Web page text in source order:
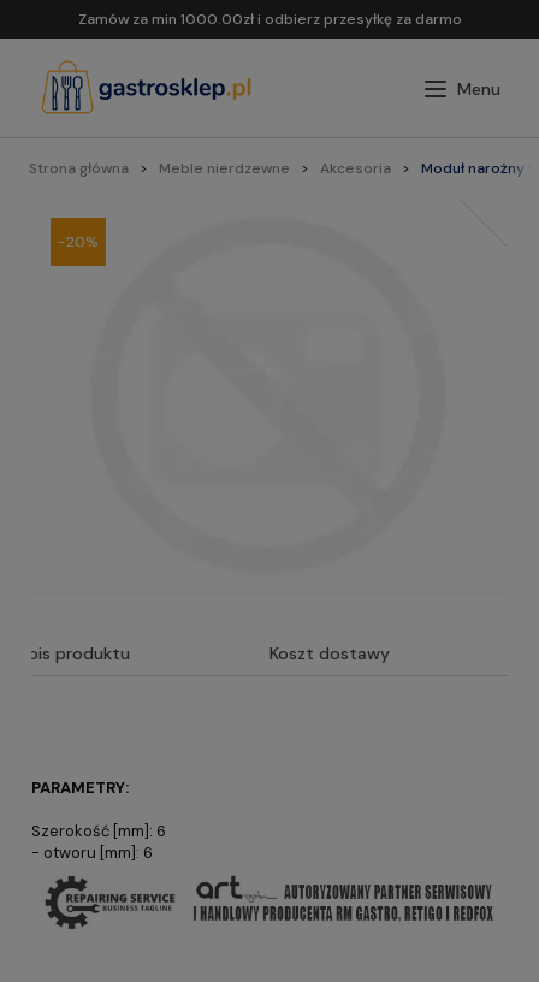
Zamów za min 1000.00zł i odbierz przesyłkę za darmo
Strona główna Meble nierdzewne Akcesoria Moduł narożny
-20%
Opis produktu Koszt dostawy
PARAMETRY:
Szerokość [mm]: 6
- otworu [mm]: 6